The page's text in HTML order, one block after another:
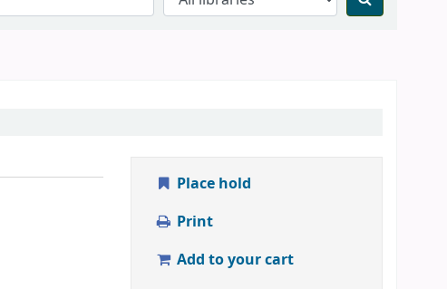
Place hold
Print
Add to your cart